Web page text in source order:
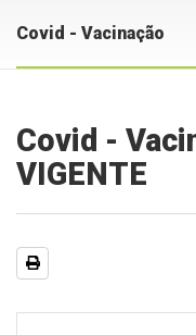
Covid - Vacinação
Covid -
VIGENTE